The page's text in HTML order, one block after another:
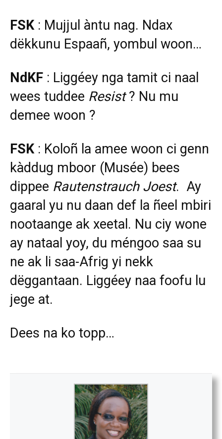
FSK: Mujjul àntu nag. Ndax
dëkkunu Espaañ, yombul woon…
NdKF : Liggéey nga tamit ci naal
wees tuddee Resist? Nu mu
demee woon ?
FSK: Koloñ la amee woon ci genn
kàddug mboor (Musée) bees
dippee Rautenstrauch Joest. Ay
gaaral yu nu daan def la ñeel mbiri
nootaange ak xeetal. Nu ciy wone
ay nataal yoy, du méngoo saa su
ne ak li saa-Afrig yi nekk
dëggantaan. Liggéey naa foofu lu
jege at.
Dees na ko topp…